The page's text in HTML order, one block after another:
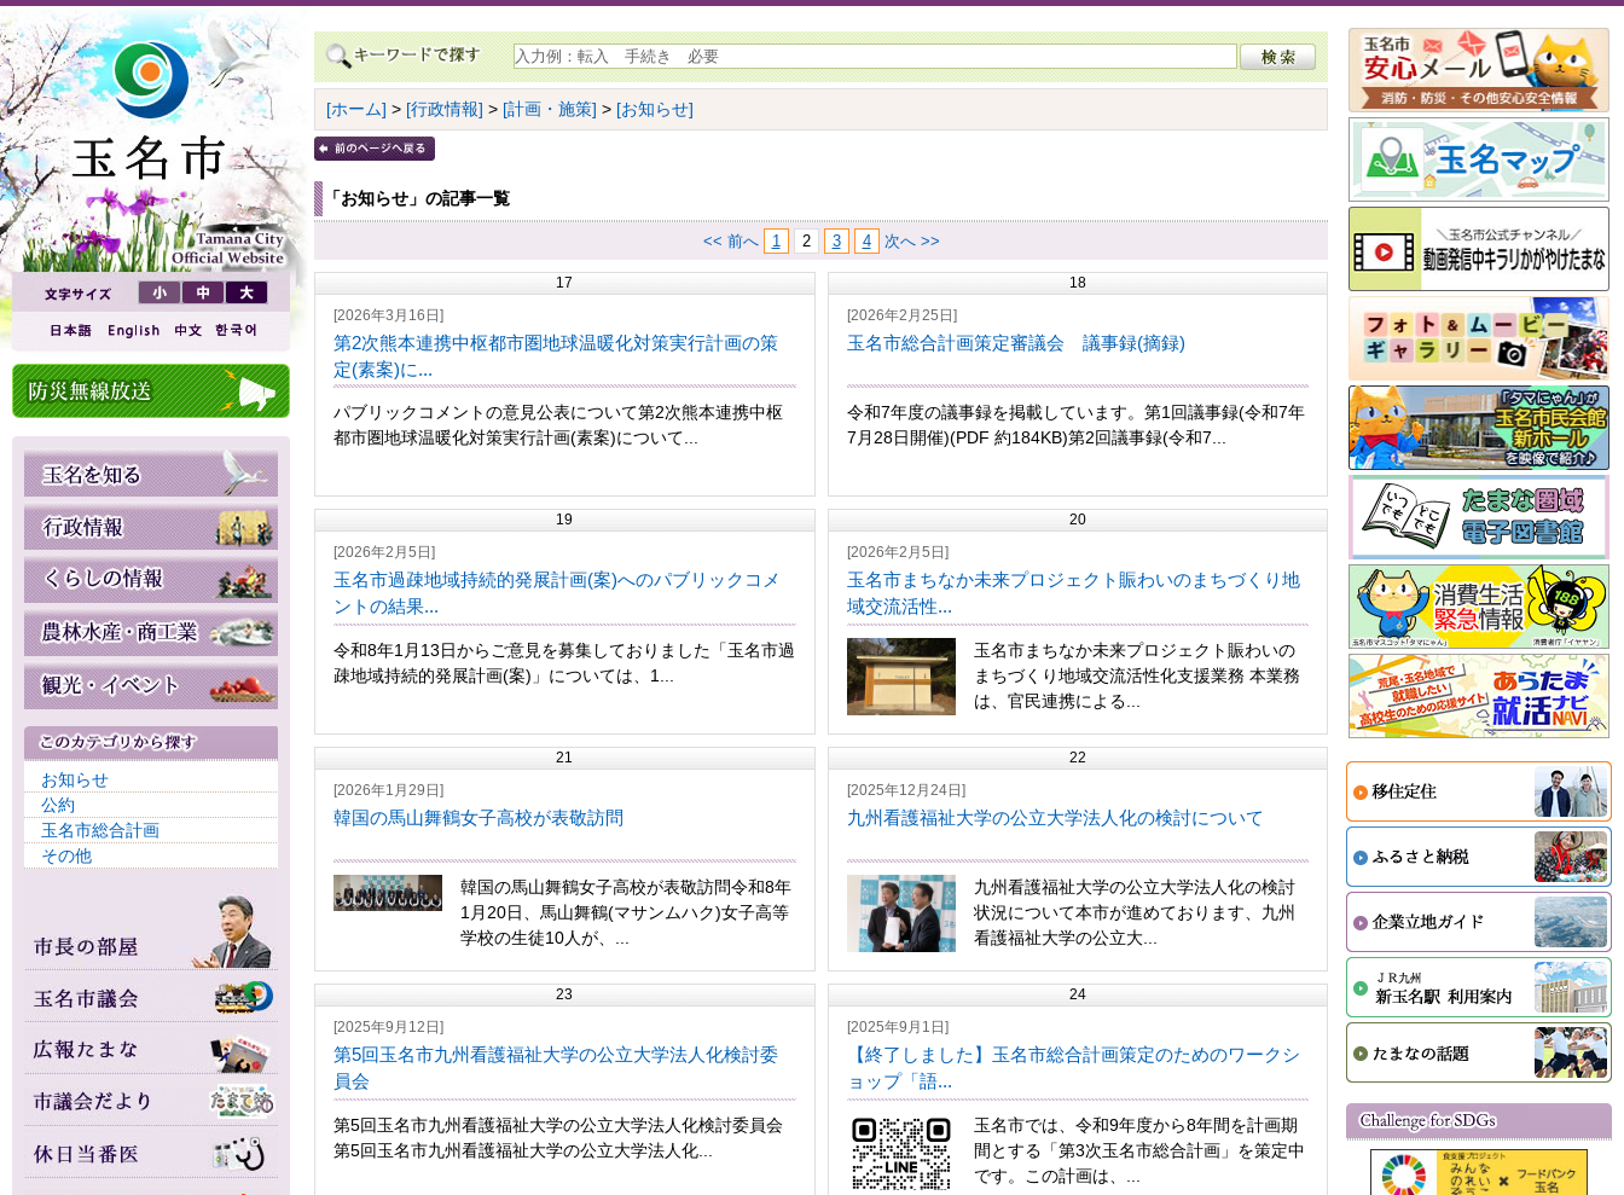
お知らせ
公約
玉名市総合計画
その他
[ホーム] > [行政情報] > [計画・施策] > [お知らせ]
「お知らせ」の記事一覧
<< 前へ 1 2 3 4 次へ >>
17
[2026年3月16日]
第2次熊本連携中枢都市圏地球温暖化対策実行計画の策
定(素案)に...
パブリックコメントの意見公表について第2次熊本連携中枢
都市圏地球温暖化対策実行計画(素案)について...
18
[2026年2月25日]
玉名市総合計画策定審議会 議事録(摘録)
令和7年度の議事録を掲載しています。第1回議事録(令和7年
7月28日開催)(PDF 約184KB)第2回議事録(令和7...
19
[2026年2月5日]
玉名市過疎地域持続的発展計画(案)へのパブリックコメ
ントの結果...
令和8年1月13日からご意見を募集しておりました「玉名市過
疎地域持続的発展計画(案)」については、1...
20
[2026年2月5日]
玉名市まちなか未来プロジェクト賑わいのまちづくり地
域交流活性...
玉名市まちなか未来プロジェクト賑わいの
まちづくり地域交流活性化支援業務 本業務
は、官民連携による...
21
[2026年1月29日]
韓国の馬山舞鶴女子高校が表敬訪問
韓国の馬山舞鶴女子高校が表敬訪問令和8年
1月20日、馬山舞鶴(マサンムハク)女子高等
学校の生徒10人が、...
22
[2025年12月24日]
九州看護福祉大学の公立大学法人化の検討について
九州看護福祉大学の公立大学法人化の検討
状況について本市が進めております、九州
看護福祉大学の公立大...
23
[2025年9月12日]
第5回玉名市九州看護福祉大学の公立大学法人化検討委
員会
第5回玉名市九州看護福祉大学の公立大学法人化検討委員会
第5回玉名市九州看護福祉大学の公立大学法人化...
24
[2025年9月1日]
【終了しました】玉名市総合計画策定のためのワークシ
ョップ「語...
玉名市では、令和9年度から8年間を計画期
間とする「第3次玉名市総合計画」を策定中
です。この計画は、...